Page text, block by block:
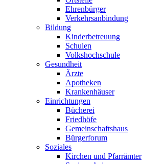
Ehrenbürger
Verkehrsanbindung
Bildung
Kinderbetreuung
Schulen
Volkshochschule
Gesundheit
Ärzte
Apotheken
Krankenhäuser
Einrichtungen
Bücherei
Friedhöfe
Gemeinschaftshaus
Bürgerforum
Soziales
Kirchen und Pfarrämter